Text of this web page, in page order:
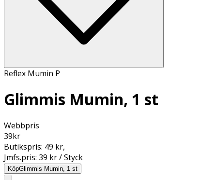
Reflex Mumin P
Glimmis Mumin, 1 st
Webbpris
39kr
Butikspris: 49 kr,
Jmfs.pris: 39 kr / Styck
KöpGlimmis Mumin, 1 st